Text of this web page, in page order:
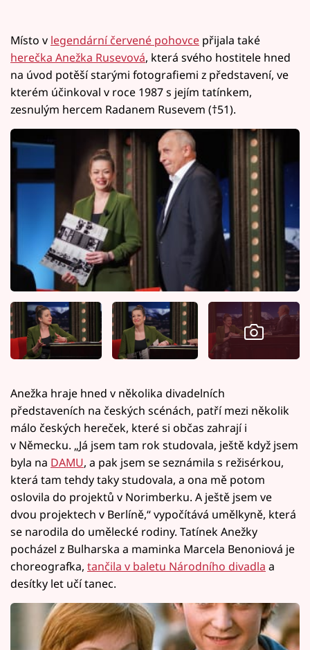
Místo v legendární červené pohovce přijala také
herečka Anežka Rusevová, která svého hostitele hned
na úvod potěší starými fotografiemi z představení, ve
kterém účinkoval v roce 1987 s jejím tatínkem,
zesnulým hercem Radanem Rusevem (†51).
Anežka hraje hned v několika divadelních
představeních na českých scénách, patří mezi několik
málo českých hereček, které si občas zahrají i
v Německu. „Já jsem tam rok studovala, ještě když jsem
byla na DAMU, a pak jsem se seznámila s režisérkou,
která tam tehdy taky studovala, a ona mě potom
oslovila do projektů v Norimberku. A ještě jsem ve
dvou projektech v Berlíně,“ vypočítává umělkyně, která
se narodila do umělecké rodiny. Tatínek Anežky
pocházel z Bulharska a maminka Marcela Benoniová je
choreografka, tančila v baletu Národního divadla a
desítky let učí tanec.